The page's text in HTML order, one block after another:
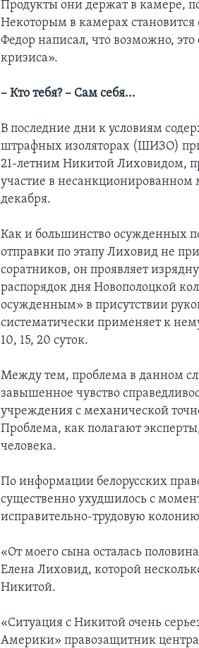
Продукты они держат в камере,
Некоторым в камерах становится
Федор написал, что возможно,
кризиса».
– Кто тебя? – Сам себя...
В последние дни к условиям
штрафных изоляторах (ШИЗО)
21-летним Никитой Лиховидом,
участие в несанкционированном
декабря.
Как и большинство осужденных
отправки по этапу Лиховид не
соратников, он проявляет
распорядок дня Новополоцкой
осужденным» в присутствии
систематически применяет к
10, 15, 20 суток.
Между тем, проблема в данном
завышенное чувство
учреждения с механической
Проблема, как полагают
человека.
По информации белорусских
существенно ухудшилось с
исправительно-трудовую
«От моего сына осталась
Елена Лиховид, которой
Никитой.
«Ситуация с Никитой очень
Америки» правозащитник